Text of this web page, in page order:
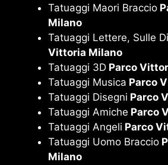
Tatuaggi Maori Braccio
Milano
Tatuaggi Lettere, Sulle
Vittoria Milano
Tatuaggi 3D Parco
Tatuaggi Musica Parco
Tatuaggi Disegni Parco
Tatuaggi Amiche Parco
Tatuaggi Angeli Parco
Tatuaggi Uomo Braccio
Milano